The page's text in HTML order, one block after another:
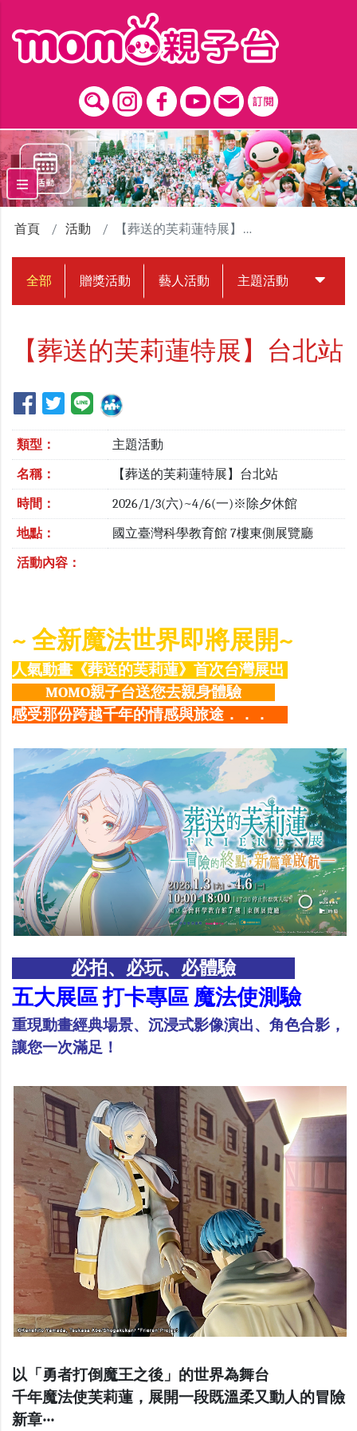
首頁 活動 【葬送的芙莉蓮特展】台北站
全部 贈獎活動 藝人活動 主題活動 中獎名
【葬送的芙莉蓮特展】台北站
類型： 主題活動
名稱： 【葬送的芙莉蓮特展】台北站
時間： 2026/1/3(六)~4/6(一)※除夕休館
地點： 國立臺灣科學教育館 7樓東側展覽廳
活動內容：
~ 全新魔法世界即將展開~
人氣動畫《葬送的芙莉蓮》首次台灣展出
MOMO親子台送您去親身體驗
感受那份跨越千年的情感與旅途．．．
必拍、必玩、必體驗
五大展區 打卡專區 魔法使測驗
重現動畫經典場景、沉浸式影像演出、角色合影，
讓您一次滿足！
以「勇者打倒魔王之後」的世界為舞台
千年魔法使芙莉蓮，展開一段既溫柔又動人的冒險
新章‧‧‧